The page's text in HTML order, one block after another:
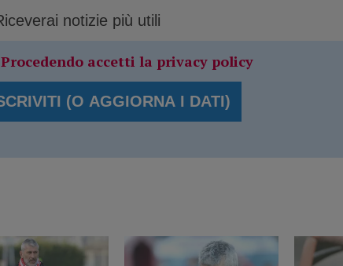
Procedendo accetti la privacy policy